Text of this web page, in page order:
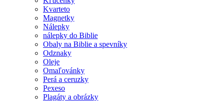
Kvarteto
Magnetky
Nálepky
nálepky do Biblie
Obaly na Biblie a spevníky
Odznaky
Oleje
Omaľovánky
Perá a ceruzky
Pexeso
Plagáty a obrázky